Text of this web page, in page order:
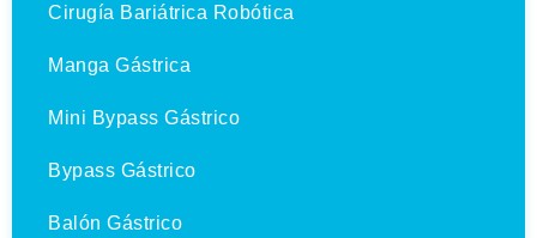
Cirugía Bariátrica Robótica
Manga Gástrica
Mini Bypass Gástrico
Bypass Gástrico
Balón Gástrico